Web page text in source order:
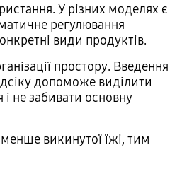
У різних моделях є
регулювання
види продуктів.
простору. Введення
допоможе виділити
і не забивати основну
викинутої їжі, тим